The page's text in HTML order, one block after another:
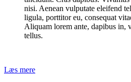
nisi. Aenean vulputate eleifend
ligula, porttitor eu, consequat
Aliquam lorem ante, dapibus in,
tellus.
Læs mere